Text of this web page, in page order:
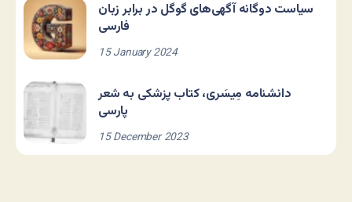
سیاست دوگانه آگهی‌های گوگل در برابر زبان
فارسی
15 January 2024
دانشنامه مِیسَری، کتاب پزشکی به شعر
پارسی
15 December 2023